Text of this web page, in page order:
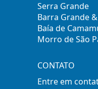
Serra Grande
Barra Grande
Baía de
Morro de São
CONTATO
Entre em